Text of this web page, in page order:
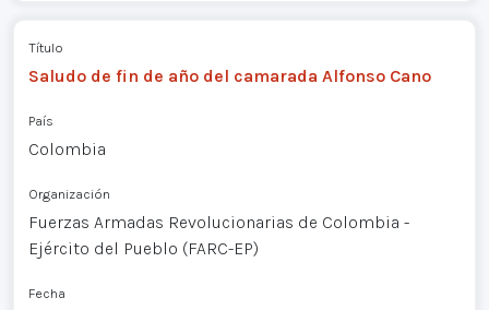
Título
Saludo de fin de año del camarada Alfonso Cano
País
Colombia
Organización
Fuerzas Armadas Revolucionarias de Colombia -
Ejército del Pueblo (FARC-EP)
Fecha